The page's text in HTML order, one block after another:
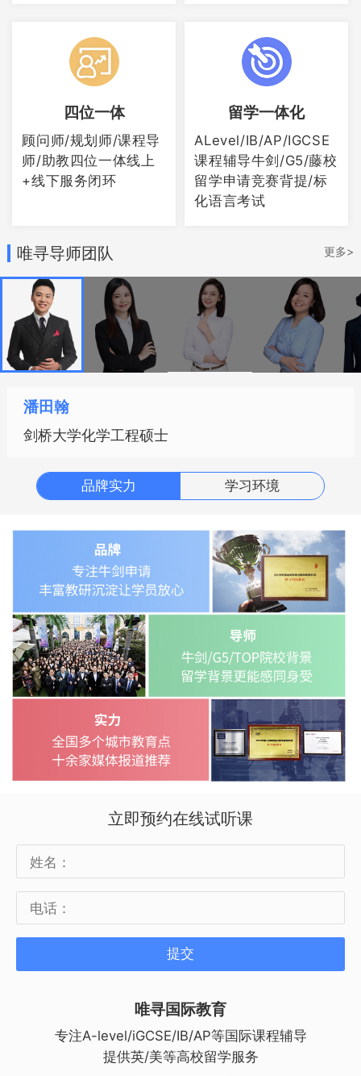
作者：yin四位一体
顾问师/规划师/课程导
师/助教四位一体线上
+线下服务闭环
留学一体化
ALevel/IB/AP/IGCSE
课程辅导牛剑/G5/藤校
留学申请竞赛背提/标
化语言考试
唯寻导师团队 更多>
潘田翰
剑桥大学化学工程硕士
品牌实力 学习环境
立即预约在线试听课
提交
唯寻国际教育
专注A-level/iGCSE/IB/AP等国际课程辅导
提供英/美等高校留学服务